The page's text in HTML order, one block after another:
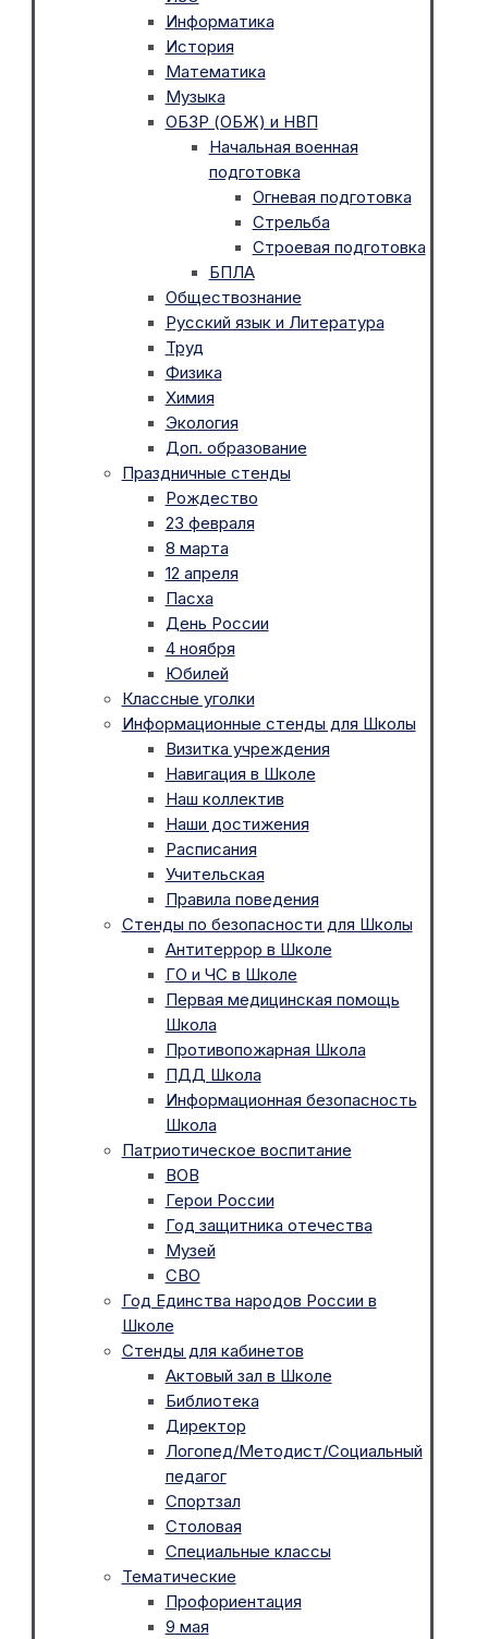
Информатика
История
Математика
Музыка
ОБЗР (ОБЖ) и НВП
Начальная военная
подготовка
Огневая подготовка
Стрельба
Строевая подготовка
БПЛА
Обществознание
Русский язык и Литература
Труд
Физика
Химия
Экология
Доп. образование
Праздничные стенды
Рождество
23 февраля
8 марта
12 апреля
Пасха
День России
4 ноября
Юбилей
Классные уголки
Информационные стенды для Школы
Визитка учреждения
Навигация в Школе
Наш коллектив
Наши достижения
Расписания
Учительская
Правила поведения
Стенды по безопасности для Школы
Антитеррор в Школе
ГО и ЧС в Школе
Первая медицинская помощь
Школа
Противопожарная Школа
ПДД Школа
Информационная безопасность
Школа
Патриотическое воспитание
ВОВ
Герои России
Год защитника отечества
Музей
СВО
Год Единства народов России в
Школе
Стенды для кабинетов
Актовый зал в Школе
Библиотека
Директор
Логопед/Методист/Социальный
педагог
Спортзал
Столовая
Специальные классы
Тематические
Профориентация
9 мая